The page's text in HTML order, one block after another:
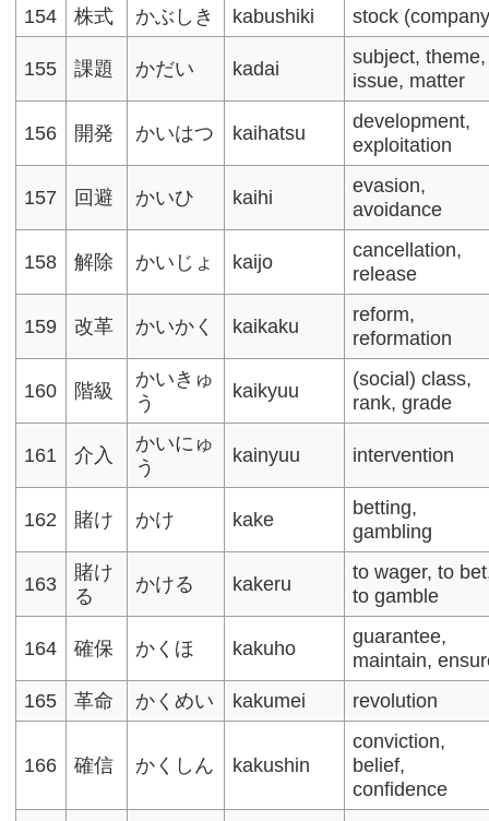
154
株式 かぶしき kabushiki stock
155 課題 かだい kadai
subject, theme,
issue, matter​
156 開発 かいはつ kaihatsu
development,
exploitation​
157 回避 かいひ kaihi
evasion,
avoidance​
158 解除 かいじょ kaijo
cancellation,
release
159 改革 かいかく kaikaku
reform,
reformation
160 階級
かいきゅ
う
kaikyuu
(social) class,
rank, grade​
161 介入
かいにゅ
う
kainyuu intervention
162 賭け かけ kake
betting,
gambling
163
賭け
る
かける kakeru
to wager, to
to gamble
164 確保 かくほ kakuho
guarantee,
maintain,
165
革命 かくめい kakumei revolution
166 確信 かくしん kakushin
conviction,
belief,
confidence​